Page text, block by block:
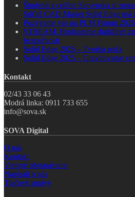
Študenti z celého Slovenska si
Súťaž CAD Master Solid Edge má
Pozývame vás na PLM Fórum 2026
STREAM: Hodnotenie digitálnej
bezpečnosti
Solid Edge 2025 – Tvorba poľa
Solid Edge 2025 – Gravírovanie
Kontakt
02/43 33 06 43
Modrá linka: 0911 733 655
info@sova.sk
SOVA Digital
O nás
Kontakt
Verejné obstarávanie
Napísali o nás
Tlačové správy